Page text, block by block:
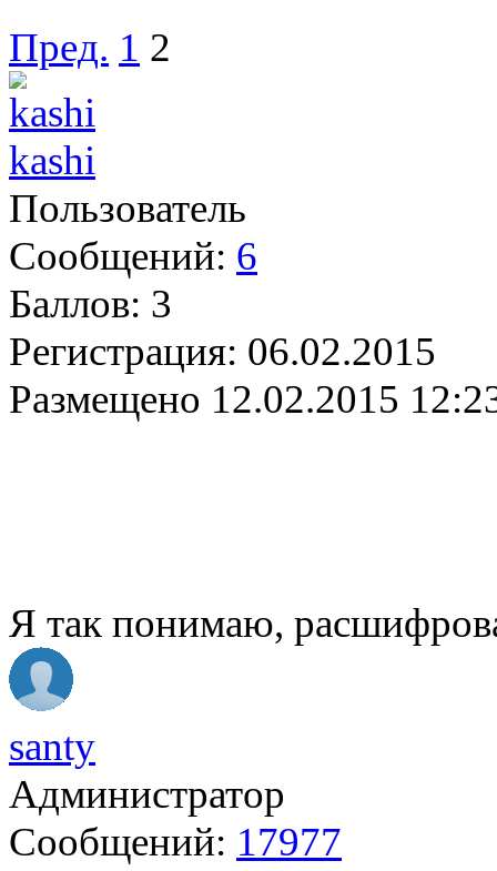
Пред. 1 2
kashi
Пользователь
Сообщений: 6
Баллов: 3
Регистрация: 06.02.2015
Размещено 12.02.2015
Я так понимаю,
santy
Администратор
Сообщений: 17977